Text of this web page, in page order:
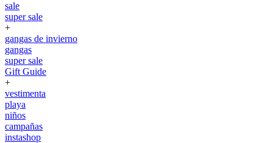
sale
super sale
+
gangas de invierno
gangas
super sale
Gift Guide
+
vestimenta
playa
niños
campañas
instashop